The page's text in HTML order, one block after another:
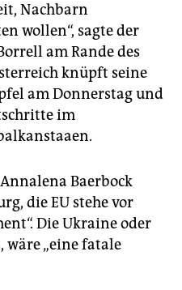
Nachbarn
wollen“, sagte der
am Rande des
knüpft seine
am Donnerstag und
im
Baerbock
die EU stehe vor
Die Ukraine oder
„eine fatale